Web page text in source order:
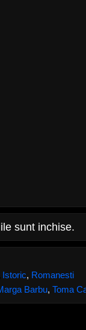
sunt inchise.
Istoric, Romanesti
Barbu, Toma